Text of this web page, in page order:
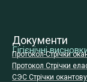
Документи
Гігієнічні
Протокол-Стрічки
Протокол Стрічки
СЭС Стрічки